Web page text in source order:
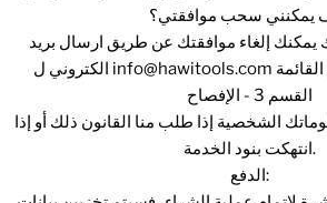
يمكنني سحب موافقتي؟
يمكنك إلغاء موافقتك عن طريق ارسال بريد
info@hawitools.com
القسم 3 - الإفصاح
الشخصية إذا طلب منا القانون ذلك أو إذا
انتهكت بنود الخدمة.
الدفع: